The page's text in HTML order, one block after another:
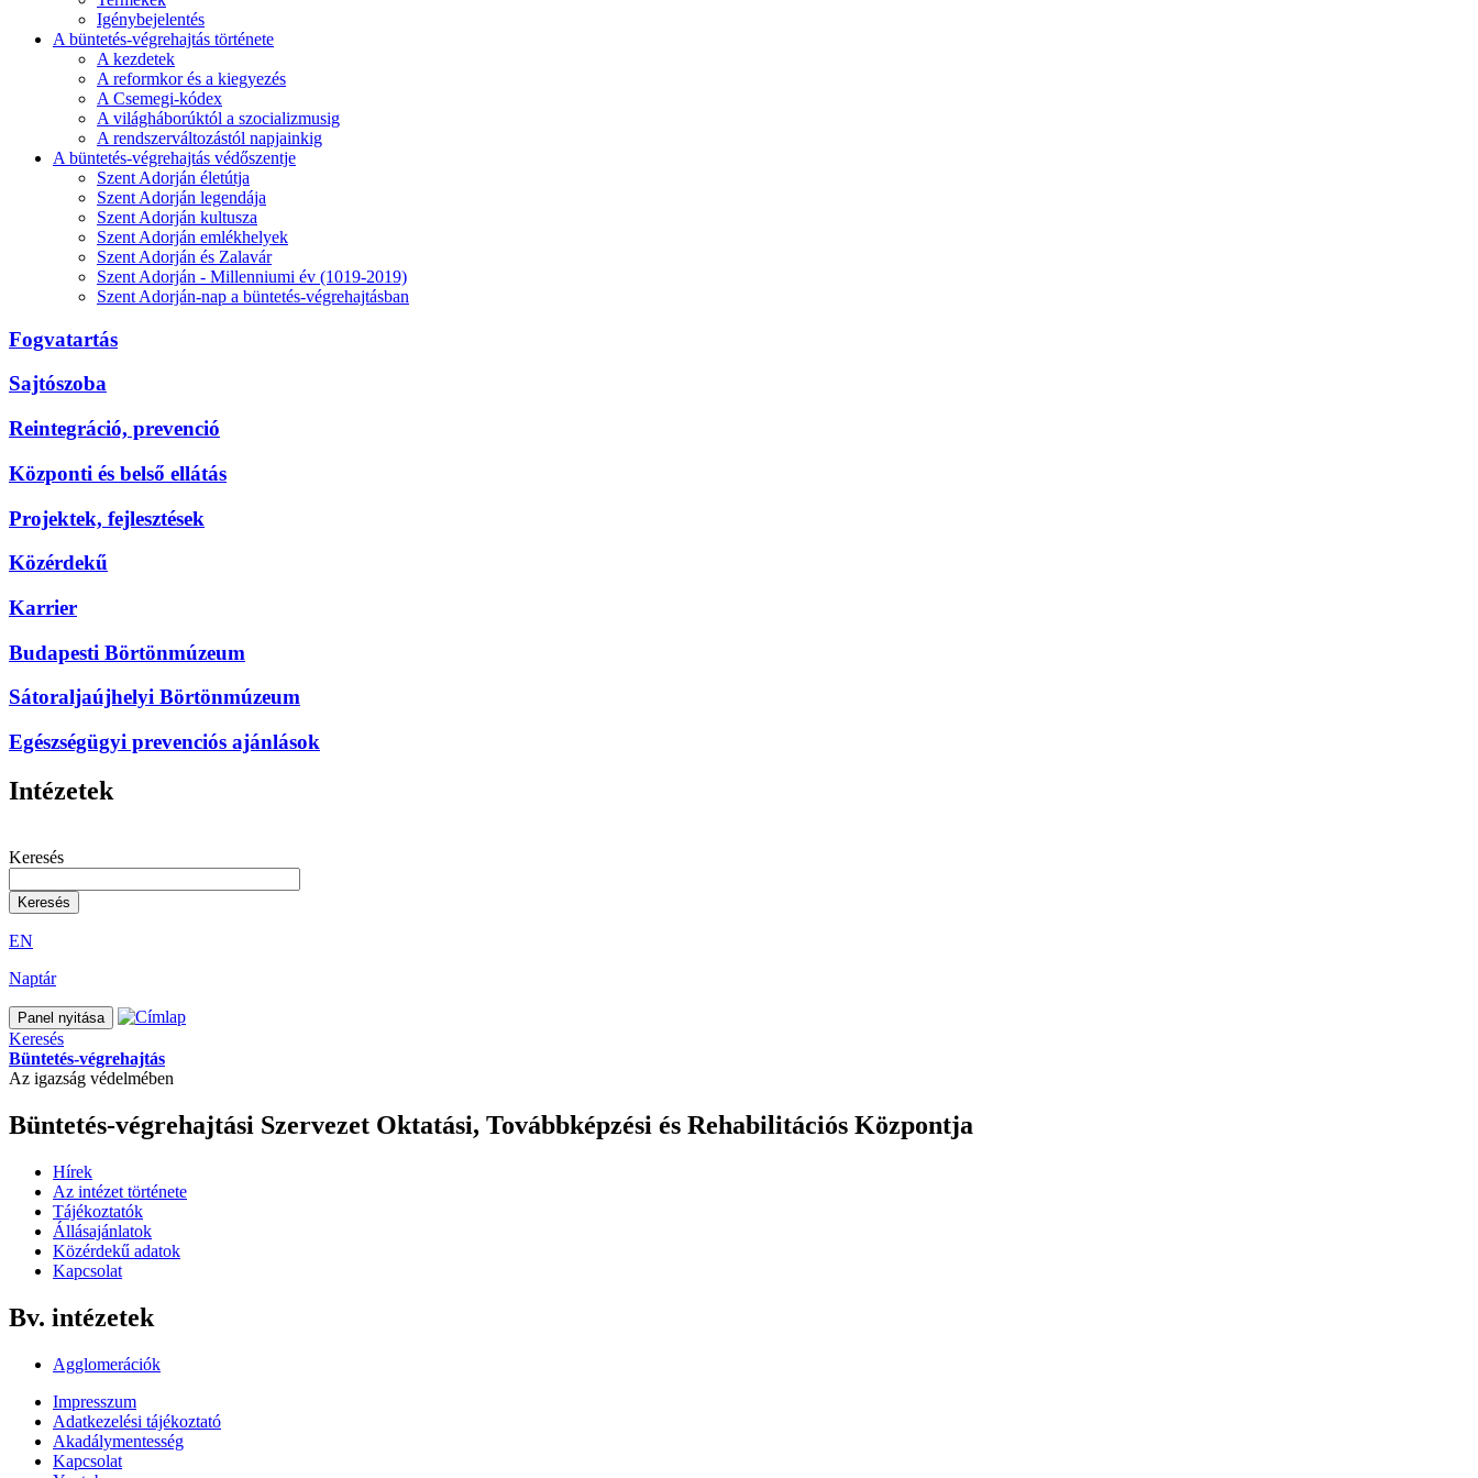
Igénybejelentés
A büntetés-végrehajtás története
A kezdetek
A reformkor és a kiegyezés
A Csemegi-kódex
A világháborúktól a szocializmusig
A rendszerváltozástól napjainkig
A büntetés-végrehajtás védőszentje
Szent Adorján életútja
Szent Adorján legendája
Szent Adorján kultusza
Szent Adorján emlékhelyek
Szent Adorján és Zalavár
Szent Adorján - Millenniumi év (1019-2019)
Szent Adorján-nap a büntetés-végrehajtásban
Fogvatartás
Sajtószoba
Reintegráció, prevenció
Központi és belső ellátás
Projektek, fejlesztések
Közérdekű
Karrier
Budapesti Börtönmúzeum
Sátoraljaújhelyi Börtönmúzeum
Egészségügyi prevenciós ajánlások
Intézetek
Keresés
EN
Naptár
Panel nyitása
Keresés
Büntetés-végrehajtás
Az igazság védelmében
Büntetés-végrehajtási Szervezet Oktatási, Továbbképzési és Rehabilitációs Központja
Hírek
Az intézet története
Tájékoztatók
Állásajánlatok
Közérdekű adatok
Kapcsolat
Bv. intézetek
Agglomerációk
Impresszum
Adatkezelési tájékoztató
Akadálymentesség
Kapcsolat